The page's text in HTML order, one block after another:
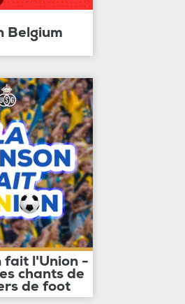
Belgium
fait l'Union -
chants de
de foot